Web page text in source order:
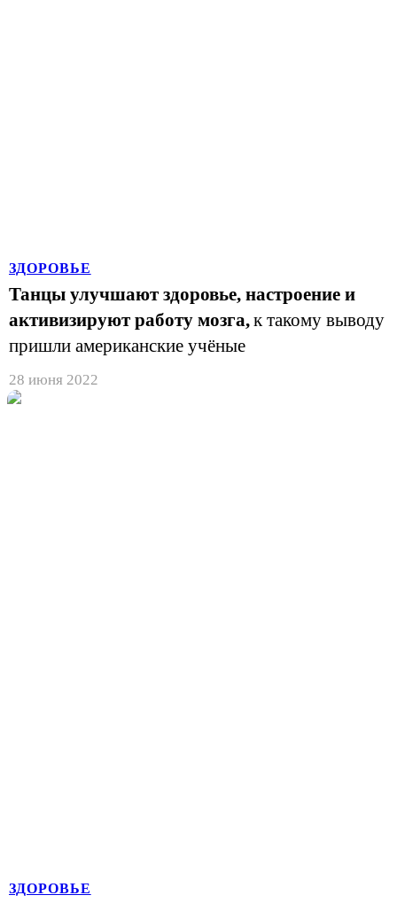
ЗДОРОВЬЕ
Танцы улучшают здоровье, настроение и
активизируют работу мозга,к такому выводу
пришли американские учёные
28 июня 2022
ЗДОРОВЬЕ